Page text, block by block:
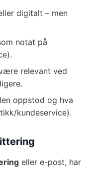
digitalt – men
notat på
relevant ved
oppstod og hva
kundeservice).
eller e-post, har